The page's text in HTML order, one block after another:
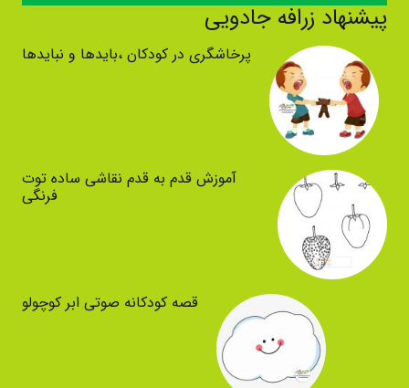
پیشنهاد زرافه جادویی
پرخاشگری در کودکان ،بایدها و نبایدها
آموزش قدم به قدم نقاشی ساده توت
فرنگی
قصه کودکانه صوتی ابر کوچولو